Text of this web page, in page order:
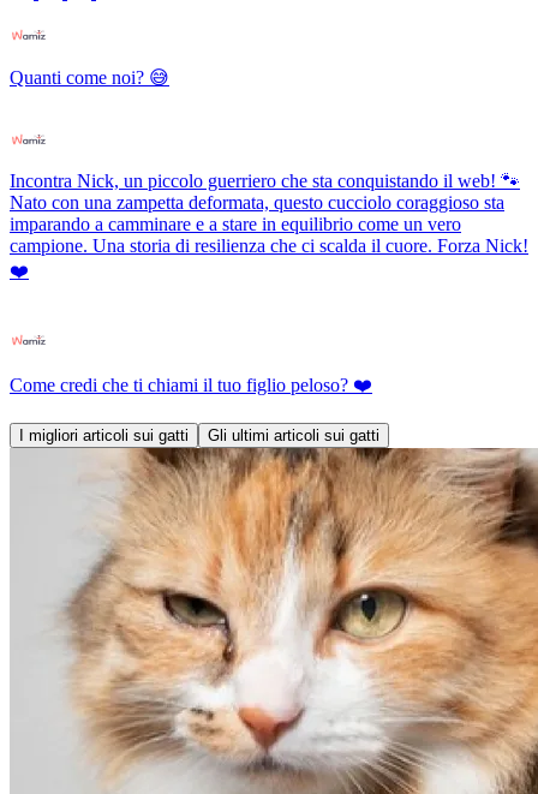
Quanti come noi? 😅
Incontra Nick, un piccolo guerriero che sta conquistando il web! 🐾
Nato con una zampetta deformata, questo cucciolo coraggioso sta
imparando a camminare e a stare in equilibrio come un vero
campione. Una storia di resilienza che ci scalda il cuore. Forza Nick!
❤️
Come credi che ti chiami il tuo figlio peloso? ❤️
I migliori articoli sui gatti Gli ultimi articoli sui gatti